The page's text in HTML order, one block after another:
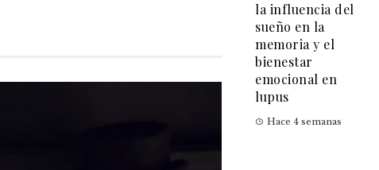
la influencia del
sueño en la
memoria y el
bienestar
emocional en
lupus
Hace 4 semanas